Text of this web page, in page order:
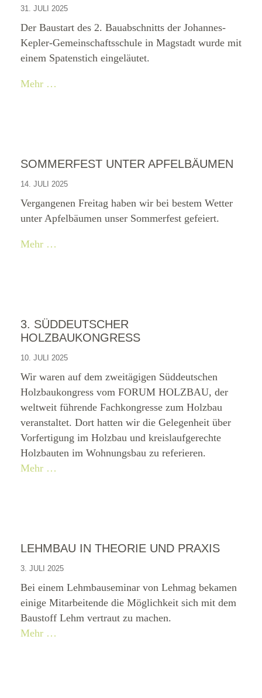
31. JULI 2025
Der Baustart des 2. Bauabschnitts der Johannes-
Kepler-Gemeinschaftsschule in Magstadt wurde mit
einem Spatenstich eingeläutet.
Mehr …
SOMMERFEST UNTER APFELBÄUMEN
14. JULI 2025
Vergangenen Freitag haben wir bei bestem Wetter
unter Apfelbäumen unser Sommerfest gefeiert.
Mehr …
3. SÜDDEUTSCHER
HOLZBAUKONGRESS
10. JULI 2025
Wir waren auf dem zweitägigen Süddeutschen
Holzbaukongress vom FORUM HOLZBAU, der
weltweit führende Fachkongresse zum Holzbau
veranstaltet. Dort hatten wir die Gelegenheit über
Vorfertigung im Holzbau und kreislaufgerechte
Holzbauten im Wohnungsbau zu referieren.
Mehr …
LEHMBAU IN THEORIE UND PRAXIS
3. JULI 2025
Bei einem Lehmbauseminar von Lehmag bekamen
einige Mitarbeitende die Möglichkeit sich mit dem
Baustoff Lehm vertraut zu machen.
Mehr …